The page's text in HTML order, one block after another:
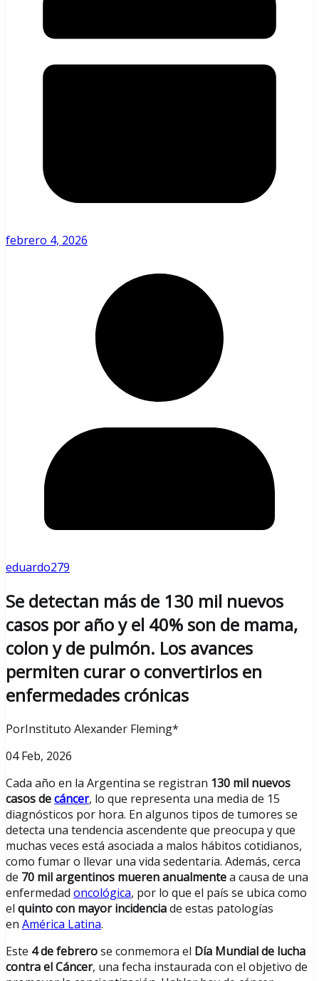
febrero 4, 2026
eduardo279
Se detectan más de 130 mil nuevos
casos por año y el 40% son de mama,
colon y de pulmón. Los avances
permiten curar o convertirlos en
enfermedades crónicas
PorInstituto Alexander Fleming*
04 Feb, 2026
Cada año en la Argentina se registran 130 mil nuevos
casos decáncer, lo que representa una media de 15
diagnósticos por hora. En algunos tipos de tumores se
detecta una tendencia ascendente que preocupa y que
muchas veces está asociada a malos hábitos cotidianos,
como fumar o llevar una vida sedentaria. Además, cerca
de 70 mil argentinos mueren anualmentea causa de una
enfermedad oncológica, por lo que el país se ubica como
el quinto con mayor incidenciade estas patologías
en América Latina.
Este 4 de febrerose conmemora el Día Mundial de lucha
contra el Cáncer, una fecha instaurada con el objetivo de